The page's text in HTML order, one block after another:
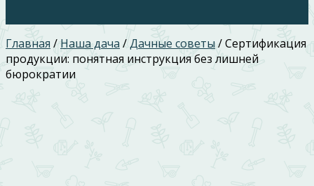
Главная / Наша дача /Дачные советы/Сертификация
продукции: понятная инструкция без лишней
бюрократии